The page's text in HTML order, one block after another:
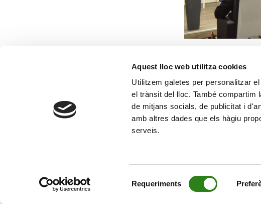
Aquest lloc web utilitza cookies
Utilitzem galetes per personalitzar
el trànsit del lloc. També
de mitjans socials, de publicitat i
amb altres dades que els hàgiu
serveis.
Requeriments